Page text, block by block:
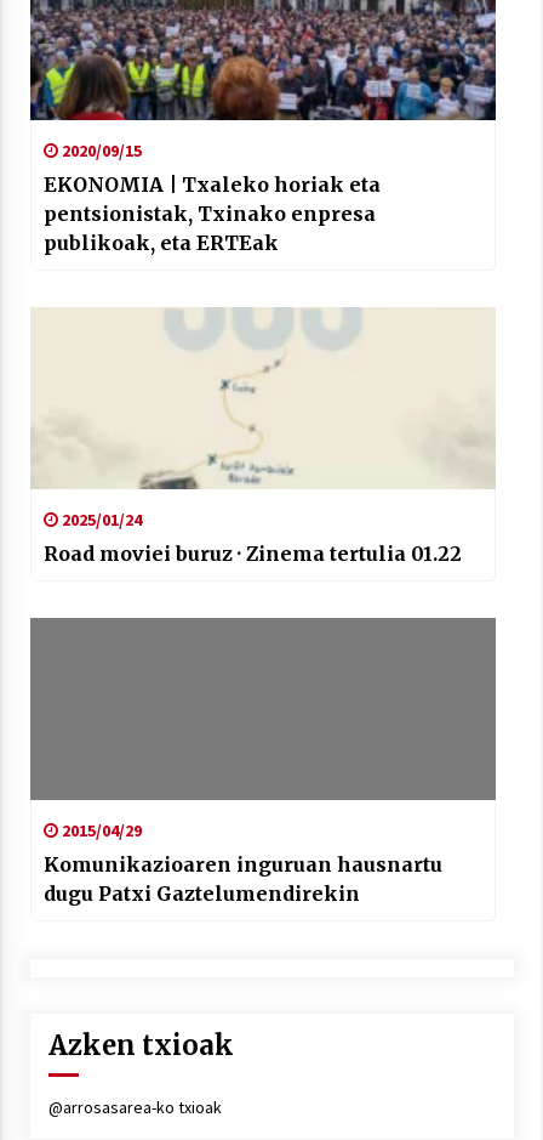
2020/09/15
EKONOMIA | Txaleko horiak eta
pentsionistak, Txinako enpresa
publikoak, eta ERTEak
2025/01/24
Road moviei buruz · Zinema tertulia 01.22
2015/04/29
Komunikazioaren inguruan hausnartu
dugu Patxi Gaztelumendirekin
Azken txioak
@arrosasarea-ko txioak